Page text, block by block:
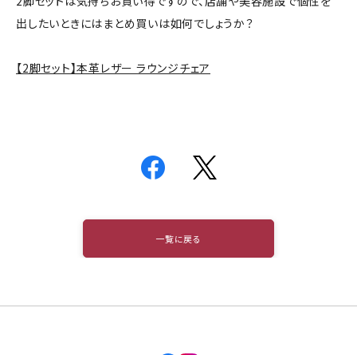
出したいときにはまとめ買いは如何でしょうか？
【2脚セット】本革レザー ラウンジチェア
一覧に戻る